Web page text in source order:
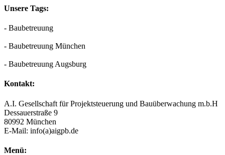
Unsere Tags:
- Baubetreuung
- Baubetreuung München
- Baubetreuung Augsburg
Kontakt:
A.I. Gesellschaft für Projektsteuerung und Bauüberwachung m.b.H
Dessauerstraße 9
80992 München
E-Mail: info(a)aigpb.de
Menü: